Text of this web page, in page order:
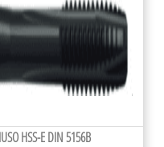
HSS-E DIN 5156B